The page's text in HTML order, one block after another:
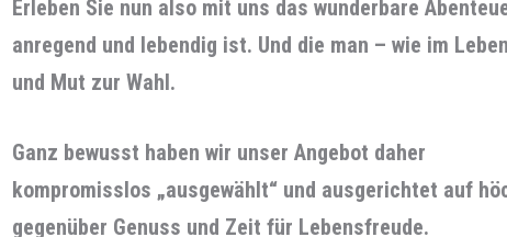
Erleben Sie nun also mit uns das wunderbare
anregend und lebendig ist. Und die man – wie im
und Mut zur Wahl.
Ganz bewusst haben wir unser Angebot daher
kompromisslos „ausgewählt“ und ausgerichtet auf
gegenüber Genuss und Zeit für Lebensfreude.